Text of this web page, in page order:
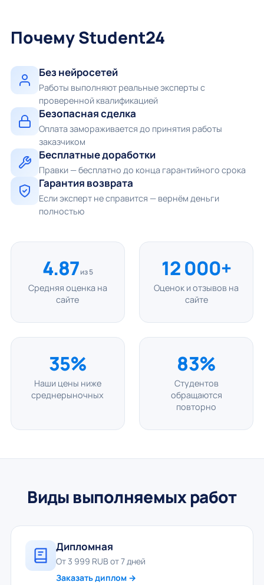
Почему Student24
Без нейросетей
Работы выполняют реальные эксперты с
проверенной квалификацией
Безопасная сделка
Оплата замораживается до принятия работы
заказчиком
Бесплатные доработки
Правки — бесплатно до конца гарантийного срока
Гарантия возврата
Если эксперт не справится — вернём деньги
полностью
4.87из 5
Средняя оценка на
сайте
12 000+
Оценок и отзывов на
сайте
35%
Наши цены ниже
среднерыночных
83%
Студентов
обращаются
повторно
Виды выполняемых работ
Дипломная
От 3 999 RUB от 7 дней
Заказать диплом →